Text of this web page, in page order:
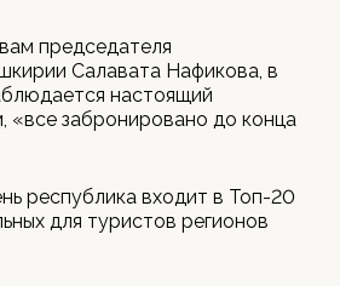
председателя
Салавата Нафикова, в
настоящий
«все забронировано до конца
республика входит в Топ-20
для туристов регионов